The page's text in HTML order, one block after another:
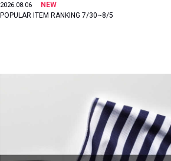
2026.08.06
NEW
POPULAR ITEM RANKING 7/30~8/5